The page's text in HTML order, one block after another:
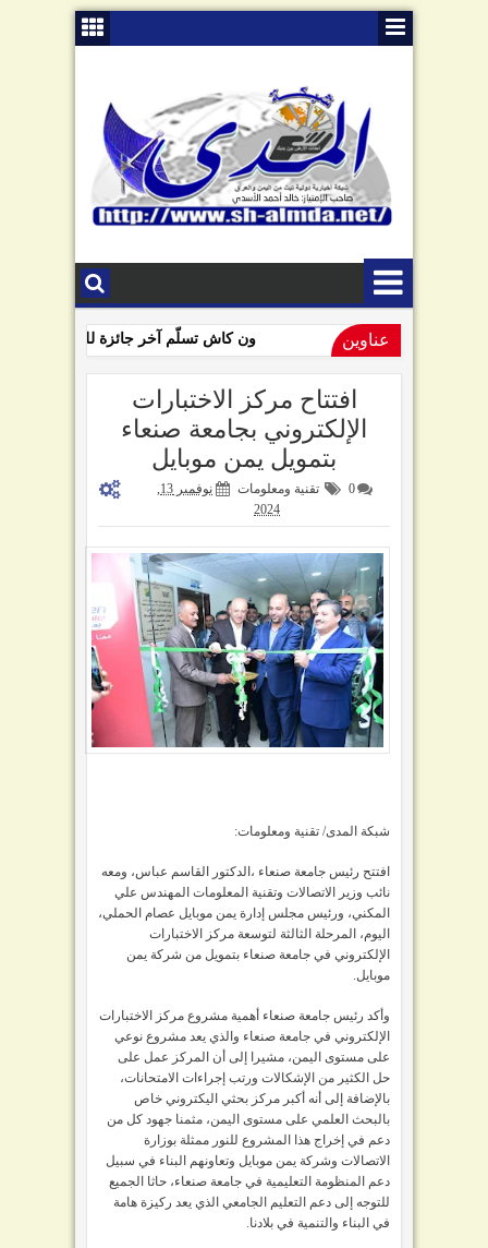
عناوين
ون كاش تسلّم آخر جائزة للفائزين
09:01 AM
افتتاح مركز الاختبارات
الإلكتروني بجامعة صنعاء
بتمويل يمن موبايل
0 تقنية ومعلومات
نوفمبر 13,
2024
شبكة المدى/ تقنية ومعلومات:
افتتح رئيس جامعة صنعاء ،الدكتور القاسم عباس، ومعه
نائب وزير الاتصالات وتقنية المعلومات المهندس علي
المكني، ورئيس مجلس إدارة يمن موبايل عصام الحملي،
اليوم، المرحلة الثالثة لتوسعة مركز الاختبارات
الإلكتروني في جامعة صنعاء بتمويل من شركة يمن
موبايل.
وأكد رئيس جامعة صنعاء أهمية مشروع مركز الاختبارات
الإلكتروني في جامعة صنعاء والذي يعد مشروع نوعي
على مستوى اليمن، مشيرا إلى أن المركز عمل على
حل الكثير من الإشكالات ورتب إجراءات الامتحانات،
بالإضافة إلى أنه أكبر مركز بحثي اليكتروني خاص
بالبحث العلمي على مستوى اليمن، مثمنا جهود كل من
دعم في إخراج هذا المشروع للنور ممثلة بوزارة
الاتصالات وشركة يمن موبايل وتعاونهم البناء في سبيل
دعم المنظومة التعليمية في جامعة صنعاء، حاثا الجميع
للتوجه إلى دعم التعليم الجامعي الذي يعد ركيزة هامة
في البناء والتنمية في بلادنا.